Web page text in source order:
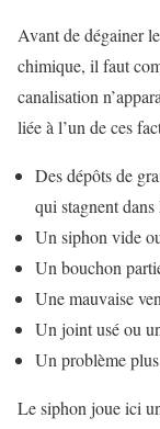
Avant de dégainer
chimique, il faut
canalisation
liée à l’un de ces
Des dépôts de
qui stagnent
Un siphon vide
Un bouchon
Une mauvaise
Un joint usé ou
Un problème
Le siphon joue ici